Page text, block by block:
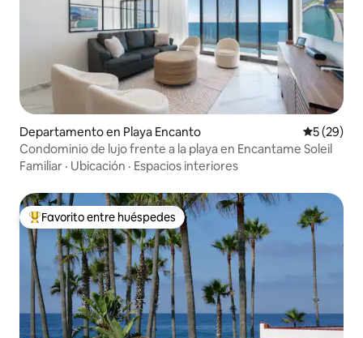
Departamento en Playa Encanto
5 (29)
Condominio de lujo frente a la playa en Encantame Soleil
Familiar · Ubicación · Espacios interiores
De los mejores en Favorito entre huéspedes
Favorito entre huéspedes